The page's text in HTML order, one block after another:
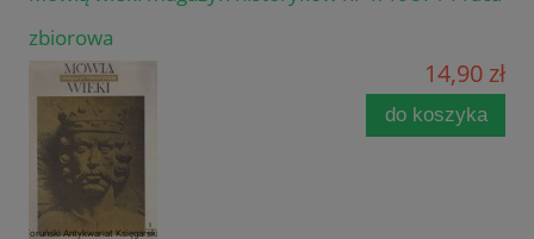
zbiorowa
14,90 zł
do koszyka